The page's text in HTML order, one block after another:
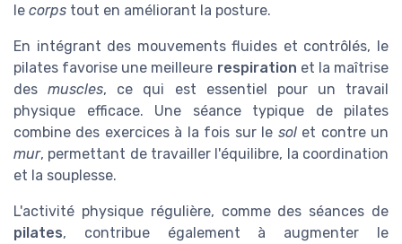
le corps tout en améliorant la posture.
En intégrant des mouvements fluides et contrôlés, le
pilates favorise une meilleure respiration et la maîtrise
desmuscles, ce qui est essentiel pour un travail
physique efficace. Une séance typique de pilates
combine des exercices à la fois sur le solet contre un
mur, permettant de travailler l'équilibre, la coordination
et la souplesse.
L'activité physique régulière, comme des séances de
pilates, contribue également à augmenter le